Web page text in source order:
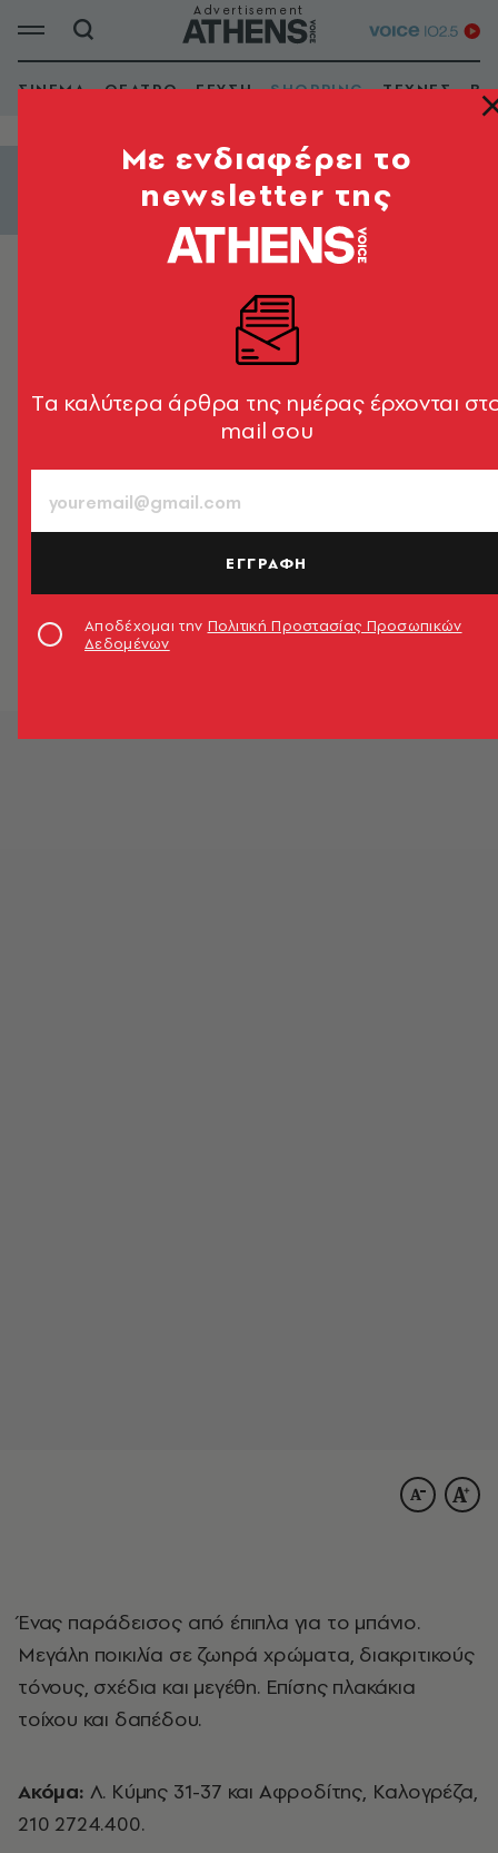
ΣΙΝΕΜΑ ΘΕΑΤΡΟ ΓΕΥΣΗ SHOPPING ΤΕΧΝΕΣ
Εμφάνιση φίλτρων
Ένας παράδεισος από έπιπλα για το μπάνιο.
Mεγάλη ποικιλία σε ζωηρά χρώματα, διακριτικούς
τόνους, σχέδια και μεγέθη. Eπίσης πλακάκια
τοίχου και δαπέδου.
Ακόμα: Λ. Kύμης 31-37 και Aφροδίτης, Kαλογρέζα,
210 2724.400.
Mε ενδιαφέρει το
newsletter της
Tα καλύτερα άρθρα της ημέρας έρχονται
mail σου
ΕΓΓΡΑΦΗ
Αποδέχομαι την Πολιτική Προστασίας Προσωπικών
Δεδομένων